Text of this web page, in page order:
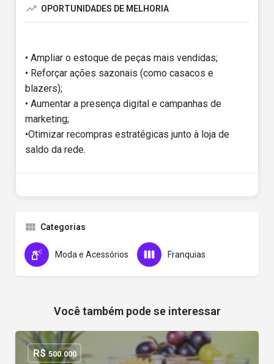
OPORTUNIDADES DE MELHORIA
• Ampliar o estoque de peças mais vendidas;
• Reforçar ações sazonais (como casacos e
blazers);
• Aumentar a presença digital e campanhas de
marketing;
•Otimizar recompras estratégicas junto à loja de
saldo da rede.
Categorias
Moda e Acessórios Franquias
Você também pode se interessar
R$500.000